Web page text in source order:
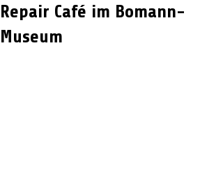
Repair Café im Bomann-
Museum